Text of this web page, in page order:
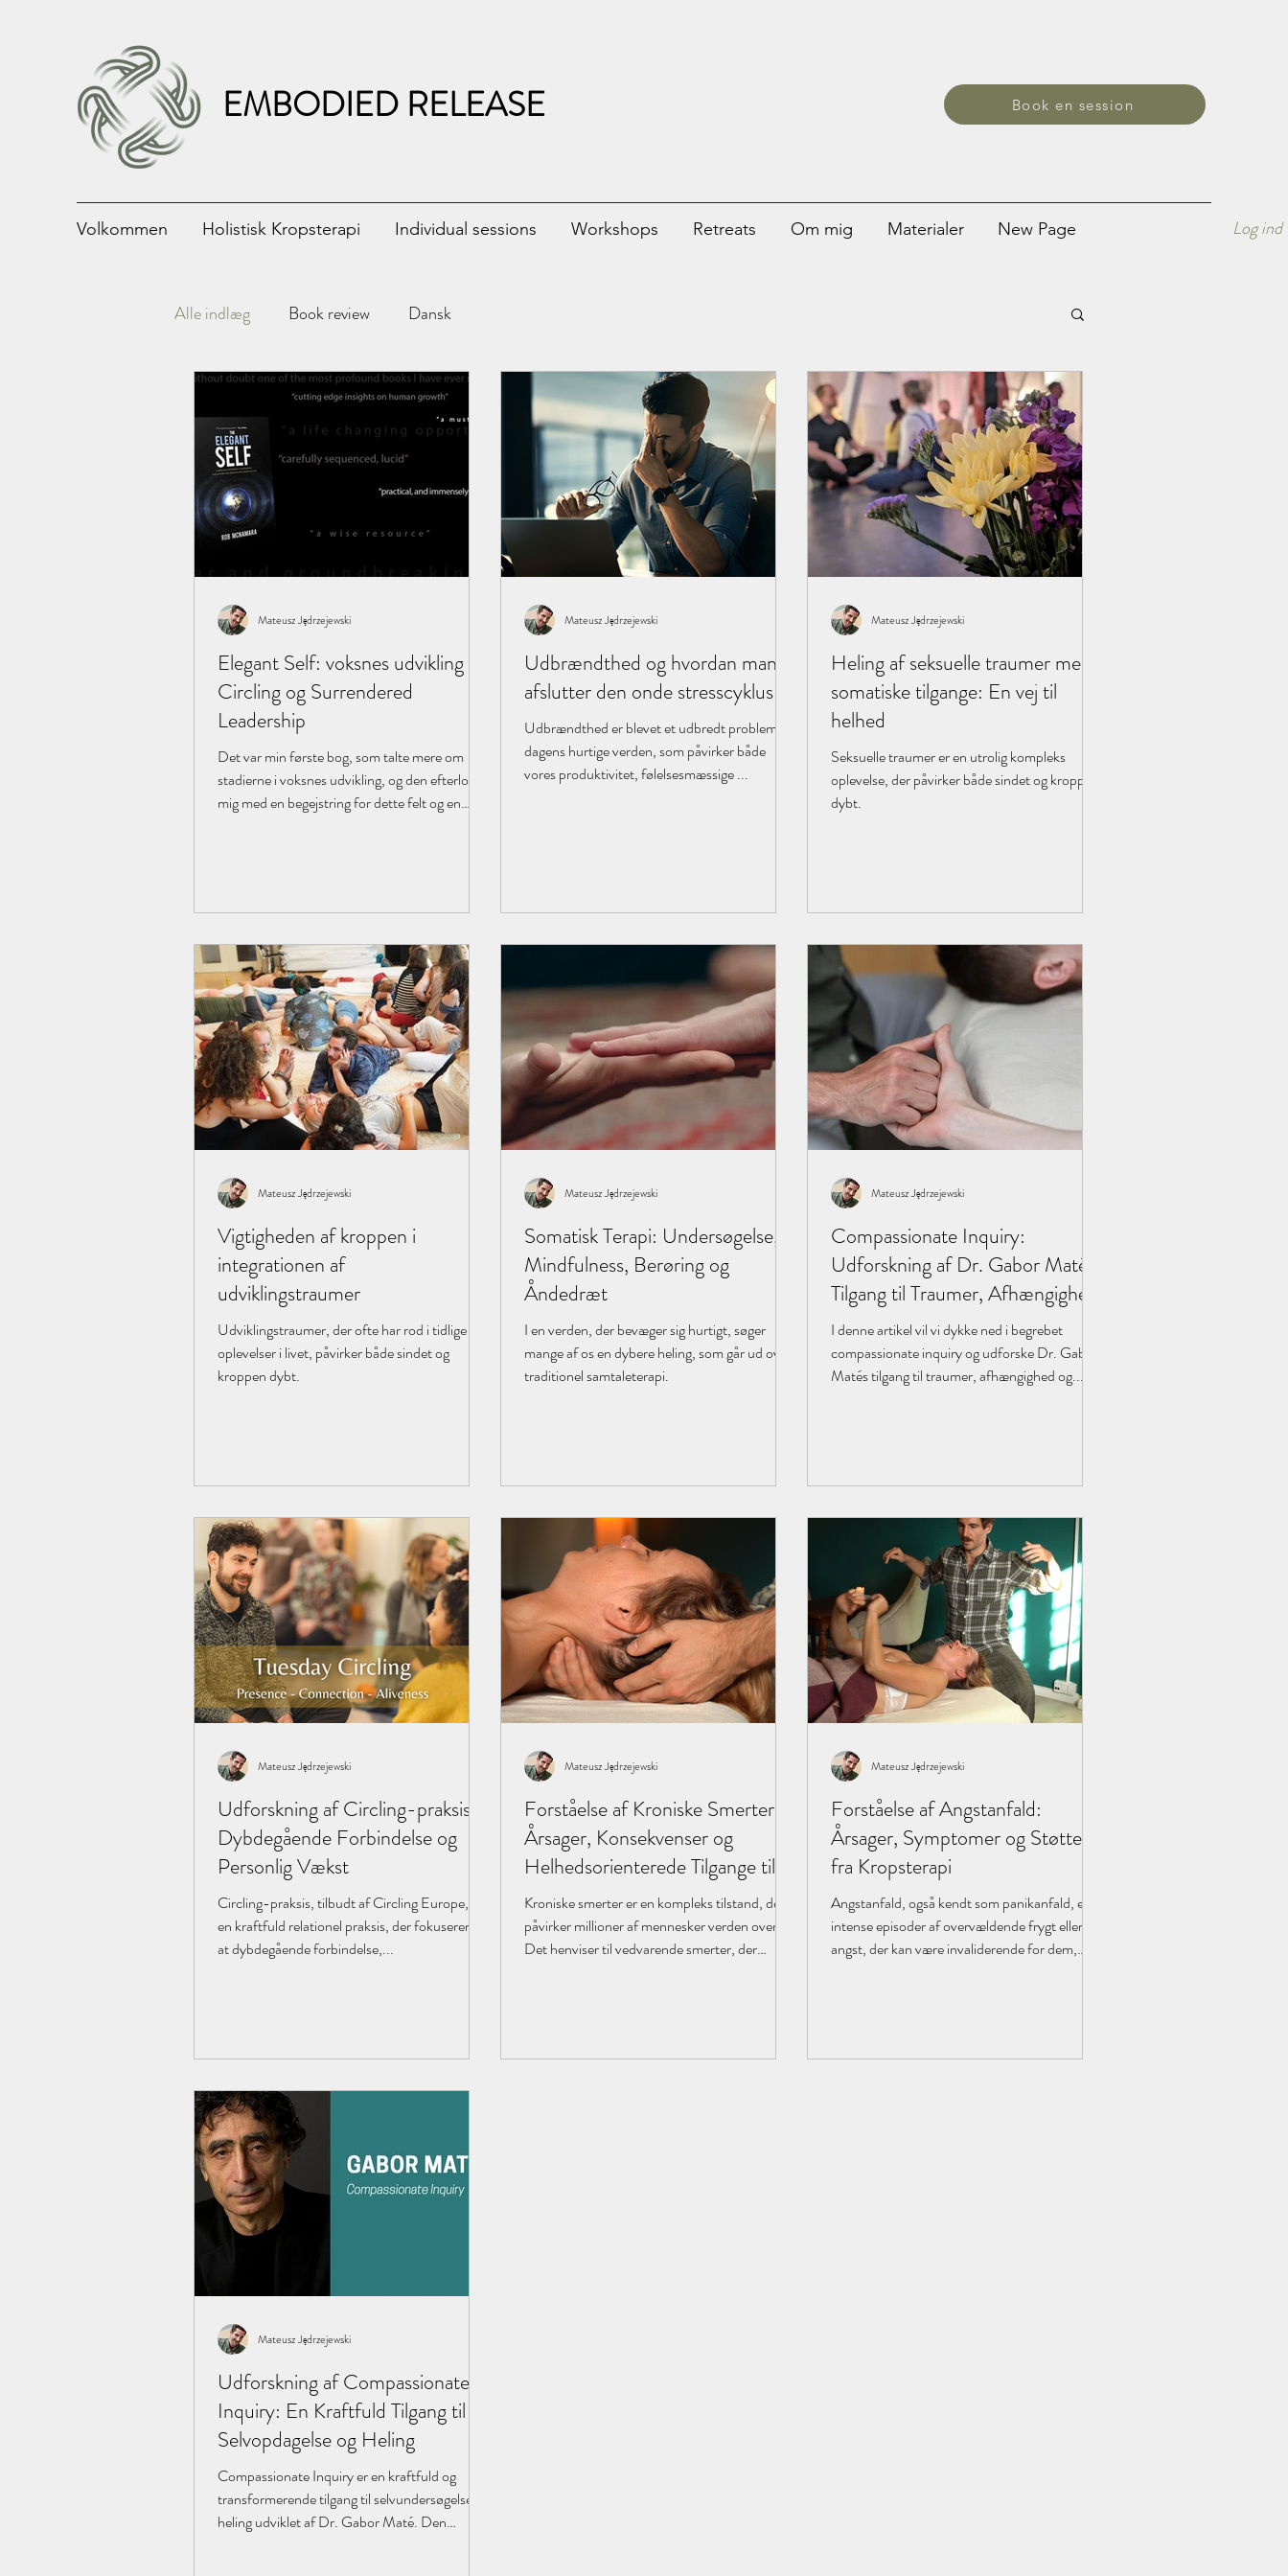
EMBODIED RELEASE Book en session
Volkommen Holistisk Kropsterapi Individual sessions Workshops Retreats Om mig Materialer New Page Log ind
Alle indlæg Book review Dansk
Elegant Self: voksnes udvikling i
Circling og Surrendered
Leadership
Det var min første bog, som talte mere om
stadierne i voksnes udvikling, og den efterlod
mig med en begejstring for dette felt og en
Mateusz Jędrzejewski
Udbrændthed og hvordan man
afslutter den onde stresscyklus
Udbrændthed er blevet et udbredt problem i
dagens hurtige verden, som påvirker både
vores produktivitet, følelsesmæssige ...
Mateusz Jędrzejewski
Heling af seksuelle traumer med
somatiske tilgange: En vej til
helhed
Seksuelle traumer er en utrolig kompleks
oplevelse, der påvirker både sindet og kroppen
dybt.
Mateusz Jędrzejewski
Vigtigheden af kroppen i
integrationen af
udviklingstraumer
Udviklingstraumer, der ofte har rod i tidlige
oplevelser i livet, påvirker både sindet og
kroppen dybt.
Mateusz Jędrzejewski
Somatisk Terapi: Undersøgelse,
Mindfulness, Berøring og
Åndedræt
I en verden, der bevæger sig hurtigt, søger
mange af os en dybere heling, som går ud over
traditionel samtaleterapi.
Mateusz Jędrzejewski
Compassionate Inquiry:
Udforskning af Dr. Gabor Matés
Tilgang til Traumer, Afhængighed
og Medfølelse
I denne artikel vil vi dykke ned i begrebet
compassionate inquiry og udforske Dr. Gabor
Matés tilgang til traumer, afhængighed og...
Mateusz Jędrzejewski
Udforskning af Circling-praksis:
Dybdegående Forbindelse og
Personlig Vækst
Circling-praksis, tilbudt af Circling Europe, er
en kraftfuld relationel praksis, der fokuserer på
at dybdegående forbindelse,...
Mateusz Jędrzejewski
Forståelse af Kroniske Smerter:
Årsager, Konsekvenser og
Helhedsorienterede Tilgange til
Lindring
Kroniske smerter er en kompleks tilstand, der
påvirker millioner af mennesker verden over.
Det henviser til vedvarende smerter, der
Mateusz Jędrzejewski
Forståelse af Angstanfald:
Årsager, Symptomer og Støtte
fra Kropsterapi
Angstanfald, også kendt som panikanfald, er
intense episoder af overvældende frygt eller
angst, der kan være invaliderende for dem,
Mateusz Jędrzejewski
Udforskning af Compassionate
Inquiry: En Kraftfuld Tilgang til
Selvopdagelse og Heling
Compassionate Inquiry er en kraftfuld og
transformerende tilgang til selvundersøgelse og
heling udviklet af Dr. Gabor Maté. Den
Mateusz Jędrzejewski